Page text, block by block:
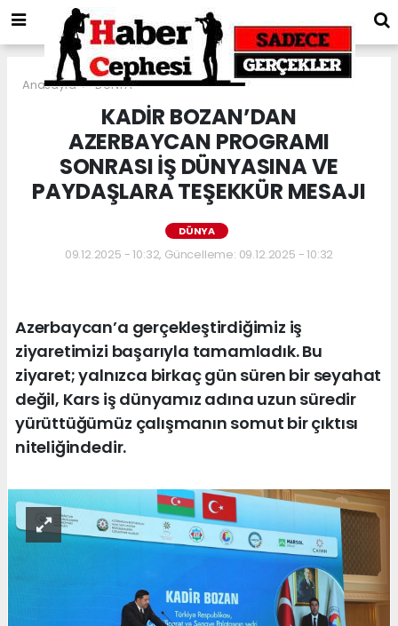
Anasayfa DÜNYA
KADİR BOZAN’DAN
AZERBAYCAN PROGRAMI
SONRASI İŞ DÜNYASINA VE
PAYDAŞLARA TEŞEKKÜR MESAJI
DÜNYA
09.12.2025 - 10:32, Güncelleme: 09.12.2025 - 10:32
Azerbaycan’a gerçekleştirdiğimiz iş
ziyaretimizi başarıyla tamamladık. Bu
ziyaret; yalnızca birkaç gün süren bir seyahat
değil, Kars iş dünyamız adına uzun süredir
yürüttüğümüz çalışmanın somut bir çıktısı
niteliğindedir.